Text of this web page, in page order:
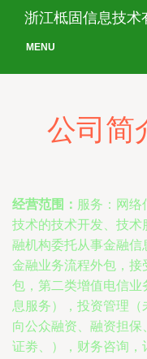
浙江柢固信息技术
MENU
公司简
经营范围： 服务：网络
技术的技术开发、技
融机构委托从事金融
金融业务流程外包，
包，第二类增值电信
息服务），投资管理
向公众融资、融资担
证劵、），财务咨询